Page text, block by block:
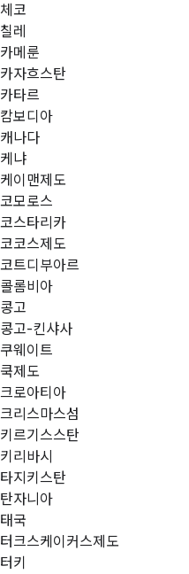
체코
칠레
카메룬
카자흐스탄
카타르
캄보디아
캐나다
케냐
케이맨제도
코모로스
코스타리카
코코스제도
코트디부아르
콜롬비아
콩고
콩고-킨샤사
쿠웨이트
쿡제도
크로아티아
크리스마스섬
키르기스스탄
키리바시
타지키스탄
탄자니아
태국
터크스케이커스제도
터키